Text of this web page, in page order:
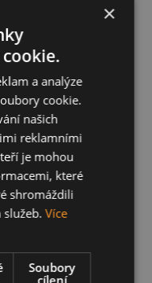
×
a analýze
cookie.
našich
reklamními
je mohou
které
shromáždili
služeb.Více
Soubory
cílení